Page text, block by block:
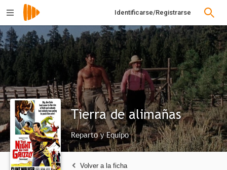
Identificarse/Registrarse
Tierra de alimañas
Reparto y Equipo
Volver a la ficha